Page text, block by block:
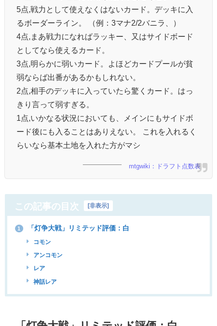
5点,戦力として使えなくはないカード。デッキに入
るボーダーライン。 （例：3マナ2/2バニラ、）
4点,まあ戦力になればラッキー、又はサイドボード
としてなら使えるカード。
3点,明らかに弱いカード。よほどカードプールが貧
弱ならば出番があるかもしれない。
2点,相手のデッキに入っていたら驚くカード。はっ
きり言って弱すぎる。
1点,いかなる状況においても、メインにもサイドボ
ード後にも入ることはありえない。 これを入れるく
らいなら基本土地を入れた方がマシ
mtgwiki：ドラフト点数表
この記事の目次 [非表示]
1 「灯争大戦」リミテッド評価：白
コモン
アンコモン
レア
神話レア